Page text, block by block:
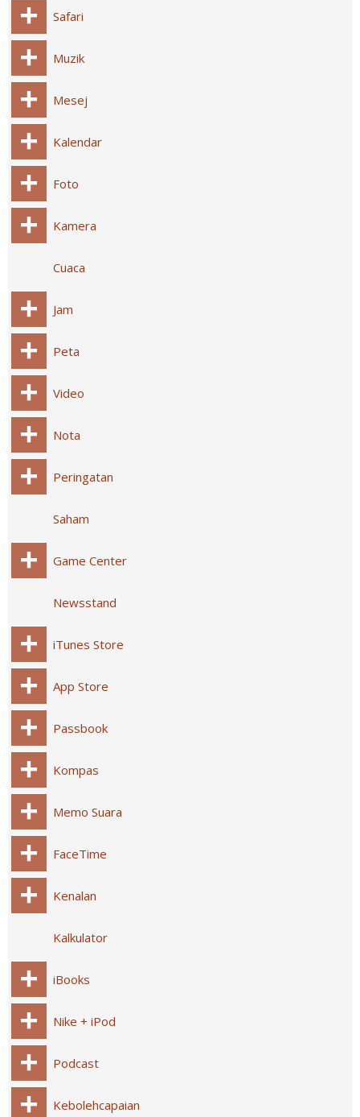
Safari
Muzik
Mesej
Kalendar
Foto
Kamera
Cuaca
Jam
Peta
Video
Nota
Peringatan
Saham
Game Center
Newsstand
iTunes Store
App Store
Passbook
Kompas
Memo Suara
FaceTime
Kenalan
Kalkulator
iBooks
Nike + iPod
Podcast
Kebolehcapaian